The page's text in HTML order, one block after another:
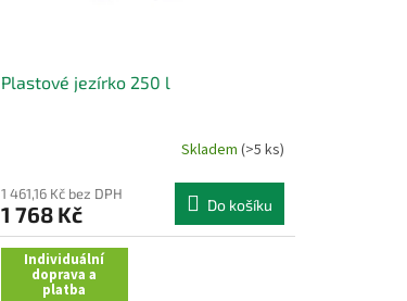
Plastové jezírko 250 l
Skladem (>5 ks)
1 461,16 Kč bez DPH
1 768 Kč Do košíku
Individuální
doprava a
platba